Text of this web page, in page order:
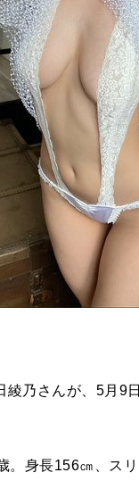
綾乃さんが、5月9
。身長156㎝、ス